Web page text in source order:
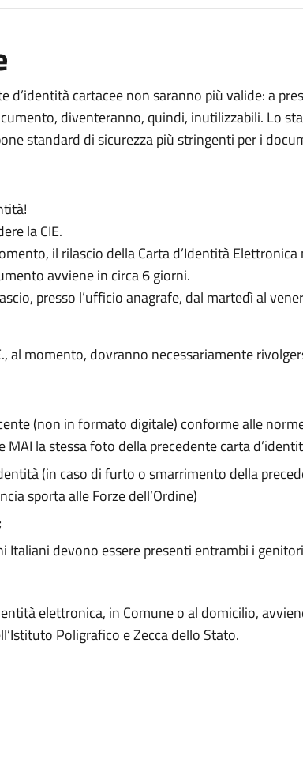
d’identità cartacee non saranno più valide: a
diventeranno, quindi, inutilizzabili. Lo
standard di sicurezza più stringenti per i
la CIE.
il rilascio della Carta d’Identità
avviene in circa 6 giorni.
presso l’ufficio anagrafe, dal martedì al
al momento, dovranno necessariamente
(non in formato digitale) conforme alle
MAI la stessa foto della precedente carta
(in caso di furto o smarrimento della
sporta alle Forze dell’Ordine)
Italiani devono essere presenti entrambi i genitori
elettronica, in Comune o al domicilio,
Poligrafico e Zecca dello Stato.